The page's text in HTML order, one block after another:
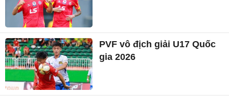
PVF vô địch giải U17 Quốc
gia 2026